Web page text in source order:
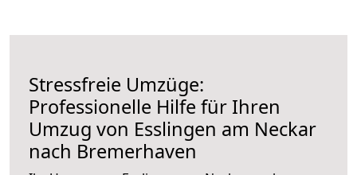
Stressfreie Umzüge:
Professionelle Hilfe für Ihren
Umzug von Esslingen am Neckar
nach Bremerhaven